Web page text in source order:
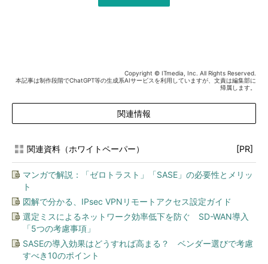
Copyright © ITmedia, Inc. All Rights Reserved.
本記事は制作段階でChatGPT等の生成系AIサービスを利用していますが、文責は編集部に
帰属します。
関連情報
関連資料（ホワイトペーパー） [PR]
マンガで解説：「ゼロトラスト」「SASE」の必要性とメリッ
ト
図解で分かる、IPsec VPNリモートアクセス設定ガイド
選定ミスによるネットワーク効率低下を防ぐ SD-WAN導入
「5つの考慮事項」
SASEの導入効果はどうすれば高まる？ ベンダー選びで考慮
すべき10のポイント